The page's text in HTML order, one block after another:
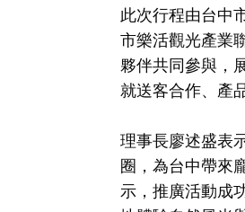
此次行程由台中
市樂活觀光產業
夥伴共同參與，
就送客合作、產
理事長廖述盛表
圈，為台中帶來
示，推廣活動成